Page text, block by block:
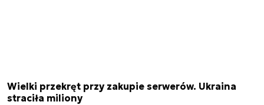
Wielki przekręt przy zakupie serwerów. Ukraina
straciła miliony